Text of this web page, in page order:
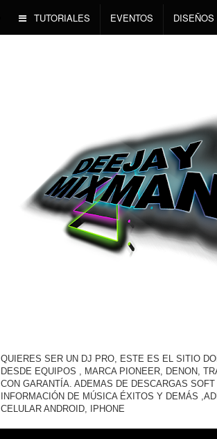
TUTORIALES EVENTOS DISEÑOS
QUIERES SER UN DJ PRO, ESTE ES EL SITIO
DESDE EQUIPOS , MARCA PIONEER, DENON,
CON GARANTÍA. ADEMAS DE DESCARGAS
INFORMACIÓN DE MÚSICA ÉXITOS Y DEMÁS
CELULAR ANDROID, IPHONE